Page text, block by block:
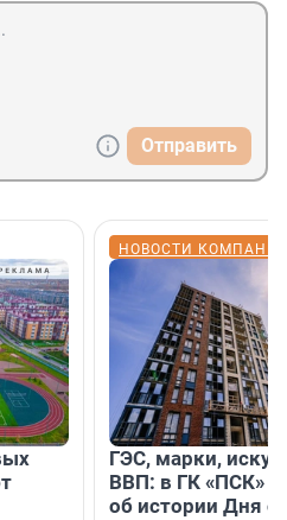
Отправить
НОВОСТИ
ГЭС, марки,
ВВП: в ГК «ПСК»
об истории Дня